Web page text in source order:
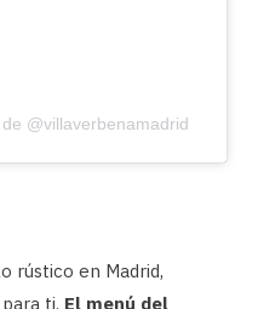
@villaverbenamadrid
rústico en Madrid,
ti. El menú del